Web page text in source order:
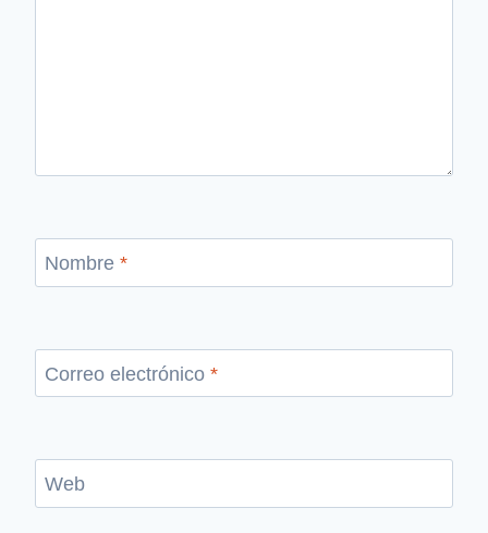
Nombre *
Correo electrónico *
Web